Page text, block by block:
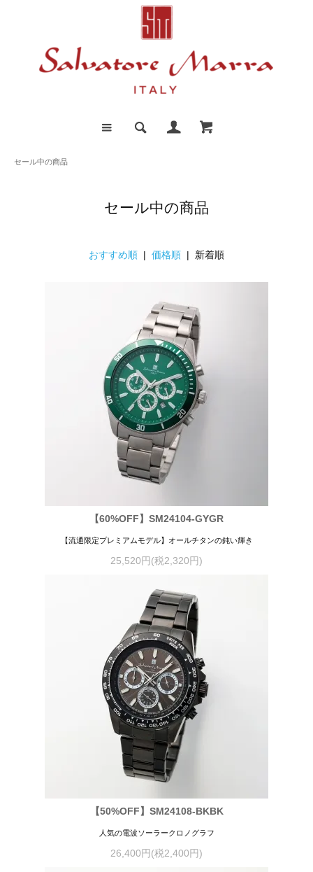
セール中の商品
セール中の商品
おすすめ順 | 価格順 | 新着順
【60%OFF】SM24104-GYGR
【流通限定プレミアムモデル】オールチタンの鈍い輝き
25,520円(税2,320円)
【50%OFF】SM24108-BKBK
人気の電波ソーラークロノグラフ
26,400円(税2,400円)